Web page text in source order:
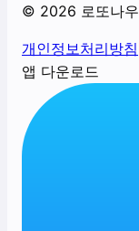
© 2026 로또나우
개인정보처리방침
앱 다운로드